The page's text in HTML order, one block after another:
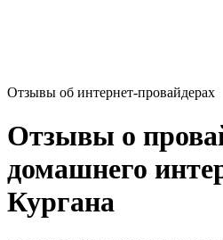
Отзывы об интернет-провайдерах
Отзывы о
домашнего
Кургана